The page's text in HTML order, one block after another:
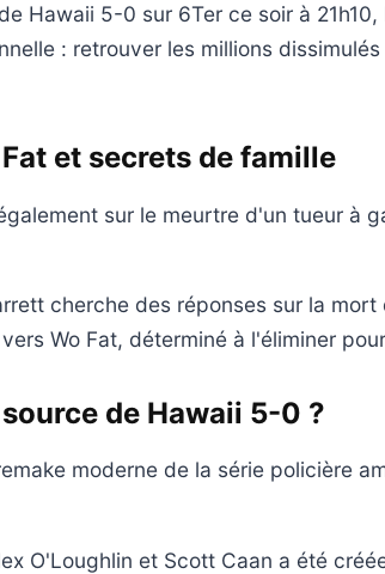
Hawaii 5-0 sur 6Ter ce soir à
: retrouver les millions
et secrets de famille
sur le meurtre d'un tueur à
cherche des réponses sur la
Wo Fat, déterminé à l'éliminer
de Hawaii 5-0 ?
moderne de la série policière
O'Loughlin et Scott Caan a été